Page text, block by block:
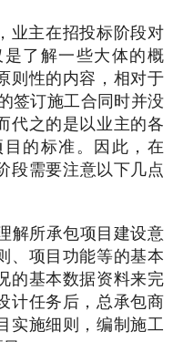
业主在招投标阶段对
了解一些大体的概
则性的内容，相对于
签订施工合同时并没
代之的是以业主的各
的标准。因此，在
段需要注意以下几点
解所承包项目建设意
、项目功能等的基本
的基本数据资料来完
计任务后，总承包商
实施细则，编制施工